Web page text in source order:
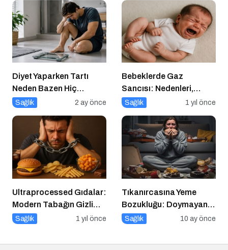
Diyet Yaparken Tartı
Neden Bazen Hiç
Oynamaz?
Sağlık 2 ay önce
Bebeklerde Gaz
Sancısı: Nedenleri,
Belirtileri ve Etkili
Sağlık 1 yıl önce
Ultraprocessed Gıdalar:
Modern Tabağın Gizli
Psikobiyolojisi
Sağlık 1 yıl önce
Tıkanırcasına Yeme
Bozukluğu: Doymayan
Duygular
Sağlık 10 ay önce